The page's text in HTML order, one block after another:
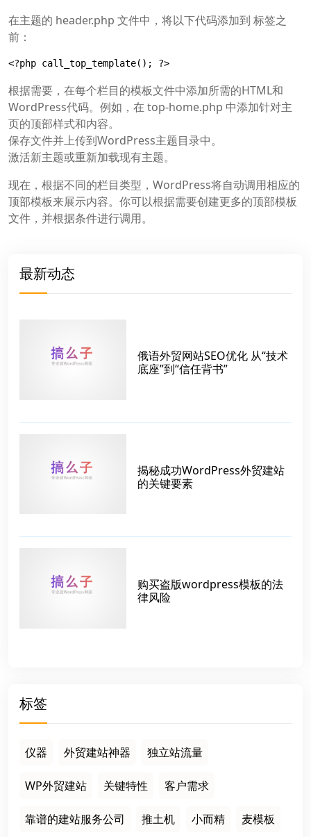
在主题的 header.php 文件中，将以下代码添加到 标签之
前：
<?php call_top_template(); ?>
根据需要，在每个栏目的模板文件中添加所需的HTML和
WordPress代码。例如，在 top-home.php 中添加针对主
页的顶部样式和内容。
保存文件并上传到WordPress主题目录中。
激活新主题或重新加载现有主题。
现在，根据不同的栏目类型，WordPress将自动调用相应的
顶部模板来展示内容。你可以根据需要创建更多的顶部模板
文件，并根据条件进行调用。
最新动态
俄语外贸网站SEO优化 从“技术
底座”到“信任背书”
揭秘成功WordPress外贸建站
的关键要素
购买盗版wordpress模板的法
律风险
标签
仪器 外贸建站神器 独立站流量
WP外贸建站 关键特性 客户需求
靠谱的建站服务公司 推土机 小而精 麦模板